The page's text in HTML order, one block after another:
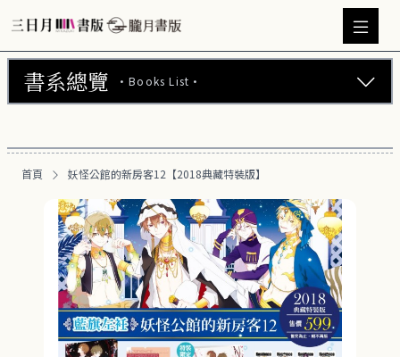
書系總覽 ·Books List·
朧月書版 (275)
漫畫 (56)
周邊商品 (260)
首頁 妖怪公館的新房客12【2018典藏特裝版】